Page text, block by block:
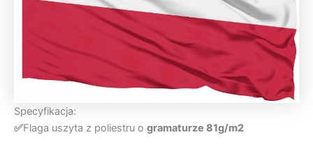
Specyfikacja:
✅Flaga uszyta z poliestru o gramaturze 81g/m2